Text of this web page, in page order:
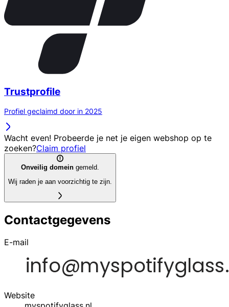
Trustprofile
Profiel geclaimd door in 2025
Wacht even! Probeerde je net je eigen webshop op te
zoeken?Claim profiel
Onveilig domein gemeld.
Wij raden je aan voorzichtig te zijn.
Contactgegevens
E-mail
Website